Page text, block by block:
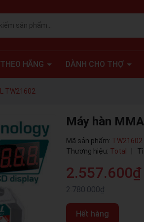
HÃNG DÀNH CHO THỢ
TW21602
Máy hàn
Mã sản phẩm: TW21602
Thương hiệu: Total
2.557.600₫
2.780.000₫
Hết hàng